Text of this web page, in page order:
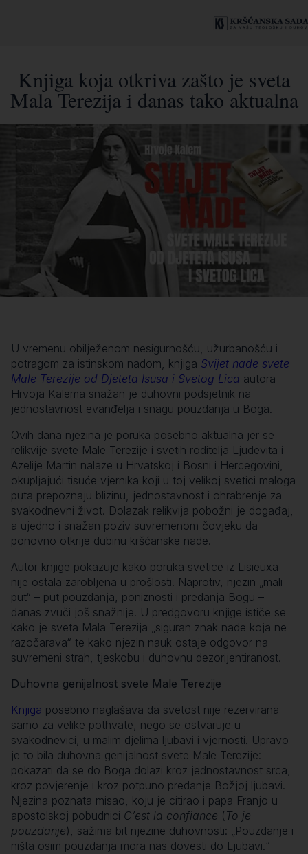
Knjiga koja otkriva zašto je sveta
Mala Terezija i danas tako aktualna
U vremenu obilježenom nesigurnošću, užurbanošću i
potragom za istinskom nadom, knjiga Svijet nade svete
Male Terezije od Djeteta Isusa i Svetog Lica autora
Hrvoja Kalema snažan je duhovni podsjetnik na
jednostavnost evanđelja i snagu pouzdanja u Boga.
Ovih dana njezina je poruka posebno aktualna jer se
relikvije svete Male Terezije i svetih roditelja Ljudevita i
Azelije Martin nalaze u Hrvatskoj i Bosni i Hercegovini,
okupljajući tisuće vjernika koji u toj velikoj svetici maloga
puta prepoznaju blizinu, jednostavnost i ohrabrenje za
svakodnevni život. Dolazak relikvija pobožni je događaj,
a ujedno i snažan poziv suvremenom čovjeku da
ponovno otkrije dubinu kršćanske nade.
Autor knjige pokazuje kako poruka svetice iz Lisieuxa
nije ostala zarobljena u prošlosti. Naprotiv, njezin „mali
put“ – put pouzdanja, poniznosti i predanja Bogu –
danas zvuči još snažnije. U predgovoru knjige ističe se
kako je sveta Mala Terezija „siguran znak nade koja ne
razočarava“ te kako njezin nauk ostaje odgovor na
suvremeni strah, tjeskobu i duhovnu dezorijentiranost.
Duhovna genijalnost svete Male Terezije
Knjiga posebno naglašava da svetost nije rezervirana
samo za velike pothvate, nego se ostvaruje u
svakodnevici, u malim djelima ljubavi i vjernosti. Upravo
je to bila duhovna genijalnost svete Male Terezije:
pokazati da se do Boga dolazi kroz jednostavnost srca,
kroz povjerenje i kroz potpuno predanje Božjoj ljubavi.
Njezina poznata misao, koju je citirao i papa Franjo u
apostolskoj pobudnici C’est la confiance (To je
pouzdanje), sažima bit njezine duhovnosti: „Pouzdanje i
ništa osim pouzdanja mora nas dovesti do Ljubavi.“